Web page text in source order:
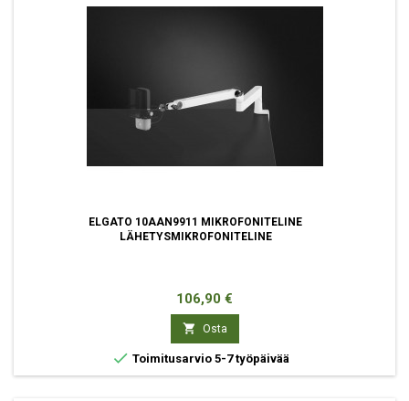
ELGATO 10AAN9911 MIKROFONITELINE
LÄHETYSMIKROFONITELINE
Hinta
106,90 €
 Osta
 Toimitusarvio 5-7 työpäivää